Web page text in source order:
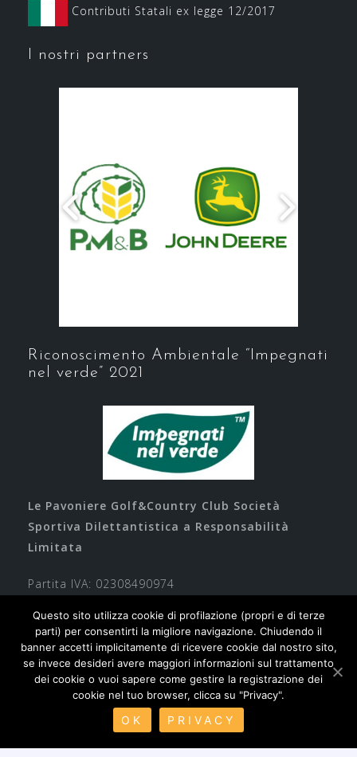
Contributi Statali ex legge 12/2017
I nostri partners
Riconoscimento Ambientale “Impegnati
nel verde” 2021
Le Pavoniere Golf&Country Club Società
Sportiva Dilettantistica a Responsabilità
Limitata
Partita IVA: 02308490974
Contatti Privacy
Cookie
Safeguarding
Questo sito utilizza cookie di profilazione (propri e di terze
parti) per consentirti la migliore navigazione. Chiudendo il
banner accetti implicitamente di ricevere cookie dal nostro sito,
se invece desideri avere maggiori informazioni sul trattamento
dei cookie o vuoi sapere come gestire la registrazione dei
cookie nel tuo browser, clicca su "Privacy".
OK PRIVACY